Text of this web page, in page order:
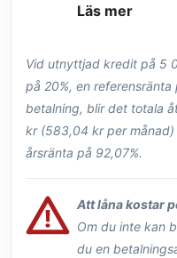
Läs mer
Vid utnyttjad kredit på 5
på 20%, en referensränta
betalning, blir det totala
kr (583,04 kr per
årsränta på 92,07%.
Att låna kostar
Om du inte kan
du en